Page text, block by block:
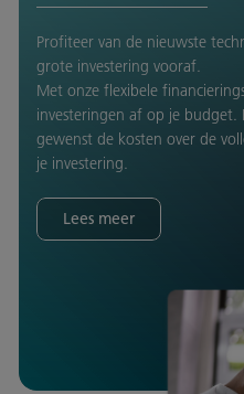
Profiteer van de nieuwste
grote investering vooraf.
Met onze flexibele
investeringen af op je budget.
gewenst de kosten over de
je investering.
Lees meer